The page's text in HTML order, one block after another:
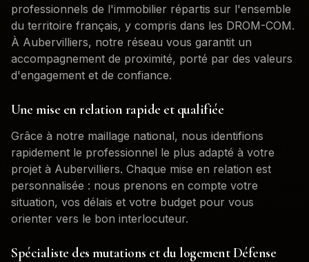
professionnels de l'immobilier répartis sur l'ensemble
du territoire français, y compris dans les DROM-COM.
À Aubervilliers, notre réseau vous garantit un
accompagnement de proximité, porté par des valeurs
d'engagement et de confiance.
Une mise en relation rapide et qualifiée
Grâce à notre maillage national, nous identifions
rapidement le professionnel le plus adapté à votre
projet à Aubervilliers. Chaque mise en relation est
personnalisée : nous prenons en compte votre
situation, vos délais et votre budget pour vous
orienter vers le bon interlocuteur.
Spécialiste des mutations et du logement Défense